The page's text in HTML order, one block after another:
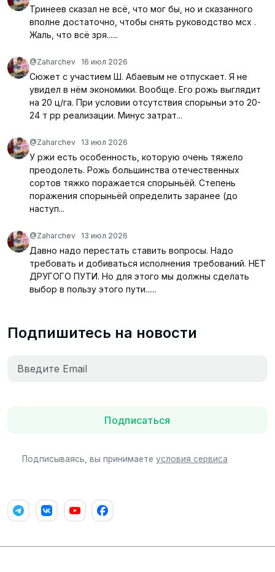
Тринеев сказал не всё, что мог бы, но и сказанного
вполне достаточно, чтобы снять руководство мсх .
Жаль, что всё зря......
@Zaharchev 16 июл 2026
Сюжет с участием Ш. Абаевым не отпускает. Я не
увидел в нём экономики. Вообще. Его рожь выглядит
на 20 ц/га. При условии отсутствия спорыньи это 20-
24 т рр реализации. Минус затрат...
@Zaharchev 13 июл 2026
У ржи есть особенность, которую очень тяжело
преодолеть. Рожь большинства отечественных
сортов тяжко поражается спорыньёй. Степень
поражения спорыньёй определить заранее (до
наступ...
@Zaharchev 13 июл 2026
Давно надо перестать ставить вопросы. Надо
требовать и добиваться исполнения требований. НЕТ
ДРУГОГО ПУТИ. Но для этого мы должны сделать
выбор в пользу этого пути......
Подпишитесь на новости
Подписаться
Подписываясь, вы принимаете условия сервиса